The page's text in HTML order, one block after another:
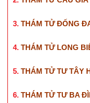
3. THÁM TỬ ĐỐNG
4. THÁM TỬ LONG
5. THÁM TỬ TƯ TÂY
6. THÁM TỬ TƯ BA